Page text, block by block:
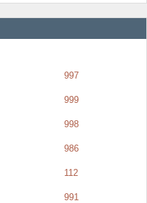
997
999
998
986
112
991